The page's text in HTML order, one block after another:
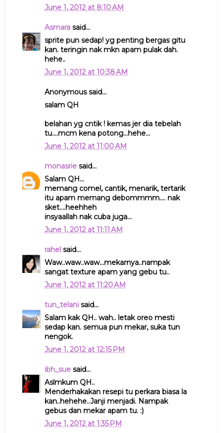
June 1, 2012 at 8:10 AM
Asmarasaid...
sprite pun sedap! yg penting bergas gitu
kan. teringin nak mkn apam pulak dah.
hehe..
June 1, 2012 at 10:38 AM
Anonymous said...
salam QH
belahan yg cntik ! kemas jer dia tebelah
tu....mcm kena potong...hehe...
June 1, 2012 at 11:00 AM
monasriesaid...
Salam QH...
memang comel, cantik, menarik, tertarik
itu apam memang debommmm.... nak
sket....heehheh
insyaallah nak cuba juga...
June 1, 2012 at 11:11 AM
rahel said...
Waw..waw..waw...mekarnya..nampak
sangat texture apam yang gebu tu..
June 1, 2012 at 11:20 AM
tun_telanisaid...
Salam kak QH.. wah.. letak oreo mesti
sedap kan. semua pun mekar, suka tun
nengok.
June 1, 2012 at 12:15 PM
ibh_suesaid...
Aslmkum QH..
Menderhakakan resepi tu perkara biasa la
kan..hehehe..Janji menjadi. Nampak
gebus dan mekar apam tu. :)
June 1, 2012 at 1:35 PM